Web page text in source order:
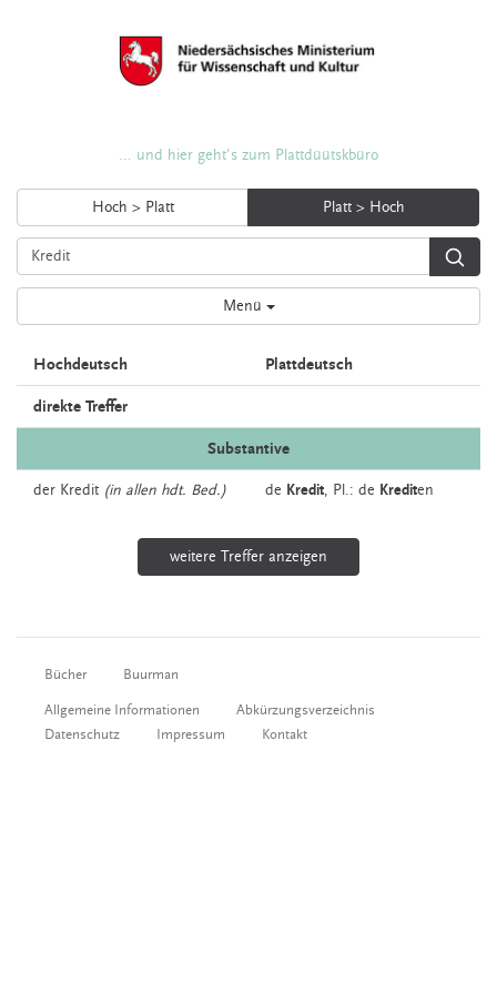
... und hier geht's zum Plattdüütskbüro
Hoch > Platt Platt > Hoch
Menü
Hochdeutsch Plattdeutsch
direkte Treffer
Substantive
der Kredit (in allen hdt. Bed.) de Kredit, Pl.: de Krediten
weitere Treffer anzeigen
Bücher Buurman
Allgemeine Informationen
Abkürzungsverzeichnis
Datenschutz
Impressum Kontakt